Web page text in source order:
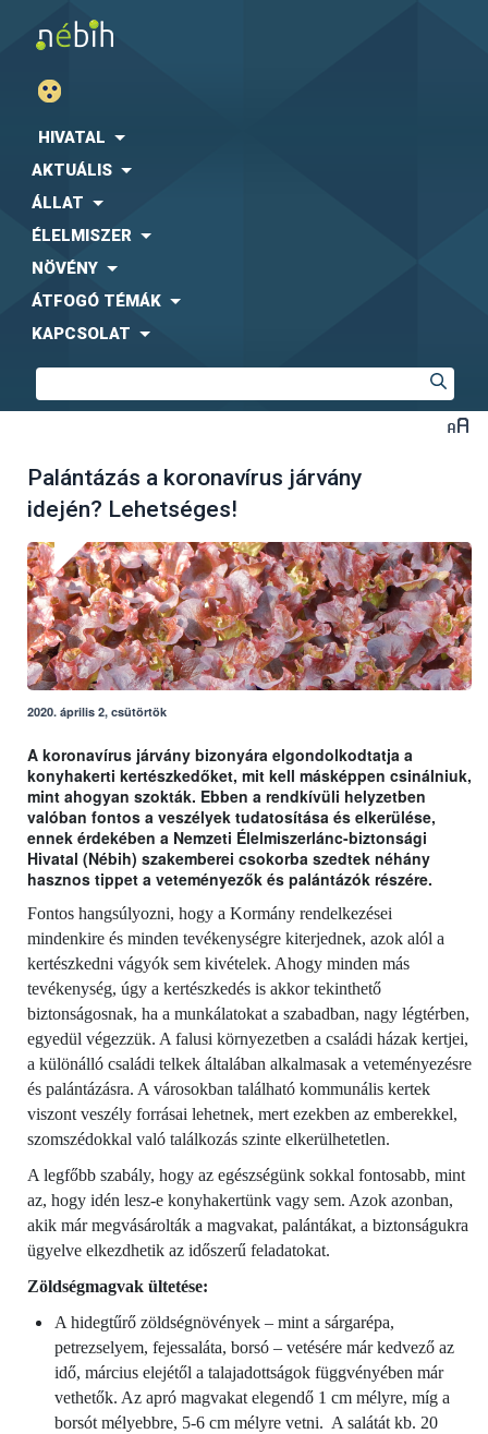
HIVATAL
AKTUÁLIS
ÁLLAT
ÉLELMISZER
NÖVÉNY
ÁTFOGÓ TÉMÁK
KAPCSOLAT
Palántázás a koronavírus járvány
idején? Lehetséges!
2020. április 2, csütörtök
A koronavírus járvány bizonyára elgondolkodtatja a
konyhakerti kertészkedőket, mit kell másképpen csinálniuk,
mint ahogyan szokták. Ebben a rendkívüli helyzetben
valóban fontos a veszélyek tudatosítása és elkerülése,
ennek érdekében a Nemzeti Élelmiszerlánc-biztonsági
Hivatal (Nébih) szakemberei csokorba szedtek néhány
hasznos tippet a veteményezők és palántázók részére.
Fontos hangsúlyozni, hogy a Kormány rendelkezései
mindenkire és minden tevékenységre kiterjednek, azok alól a
kertészkedni vágyók sem kivételek. Ahogy minden más
tevékenység, úgy a kertészkedés is akkor tekinthető
biztonságosnak, ha a munkálatokat a szabadban, nagy légtérben,
egyedül végezzük. A falusi környezetben a családi házak kertjei,
a különálló családi telkek általában alkalmasak a veteményezésre
és palántázásra. A városokban található kommunális kertek
viszont veszély forrásai lehetnek, mert ezekben az emberekkel,
szomszédokkal való találkozás szinte elkerülhetetlen.
A legfőbb szabály, hogy az egészségünk sokkal fontosabb, mint
az, hogy idén lesz-e konyhakertünk vagy sem. Azok azonban,
akik már megvásárolták a magvakat, palántákat, a biztonságukra
ügyelve elkezdhetik az időszerű feladatokat.
Zöldségmagvak ültetése:
A hidegtűrő zöldségnövények – mint a sárgarépa,
petrezselyem, fejessaláta, borsó – vetésére már kedvező az
idő, március elejétől a talajadottságok függvényében már
vethetők. Az apró magvakat elegendő 1 cm mélyre, míg a
borsót mélyebbre, 5-6 cm mélyre vetni. A salátát kb. 20